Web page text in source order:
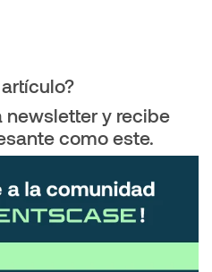
newsletter y recibe
como este.